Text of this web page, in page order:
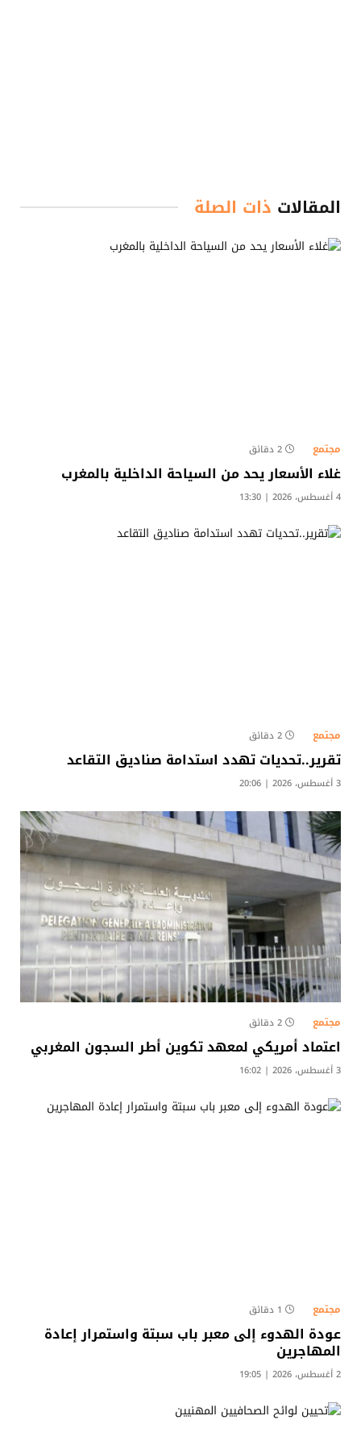
المقالات ذات الصلة
مجتمع 2 دقائق
غلاء الأسعار يحد من السياحة الداخلية بالمغرب
4 أغسطس، 2026 | 13:30
مجتمع 2 دقائق
تقرير..تحديات تهدد استدامة صناديق التقاعد
3 أغسطس، 2026 | 20:06
مجتمع 2 دقائق
اعتماد أمريكي لمعهد تكوين أطر السجون المغربي
3 أغسطس، 2026 | 16:02
مجتمع 1 دقائق
عودة الهدوء إلى معبر باب سبتة واستمرار إعادة
المهاجرين
2 أغسطس، 2026 | 19:05